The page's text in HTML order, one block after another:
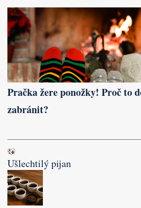
Pračka žere ponožky! Proč to
zabránit?
Ušlechtilý pijan